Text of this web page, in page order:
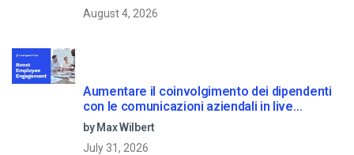
August 4, 2026
Aumentare il coinvolgimento dei dipendenti
con le comunicazioni aziendali in live
streaming
by Max Wilbert
July 31, 2026